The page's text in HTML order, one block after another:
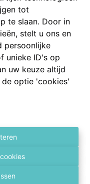
tot
te slaan. Door in
stelt u ons en
persoonlijke
unieke ID's op
uw keuze altijd
de optie 'cookies'
u terecht in een
geeft tot de ruime
centraal staan.
volledig uitgeruste
en dubbele
perfect voor wie
met gastentoilet.
of gezellig te
elk met
ruime dressing en
nog een toilet en